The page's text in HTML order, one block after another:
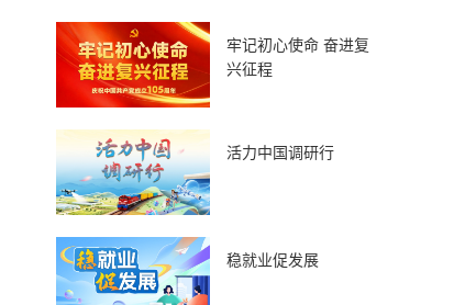
牢记初心使命 奋进复
兴征程
活力中国调研行
稳就业促发展